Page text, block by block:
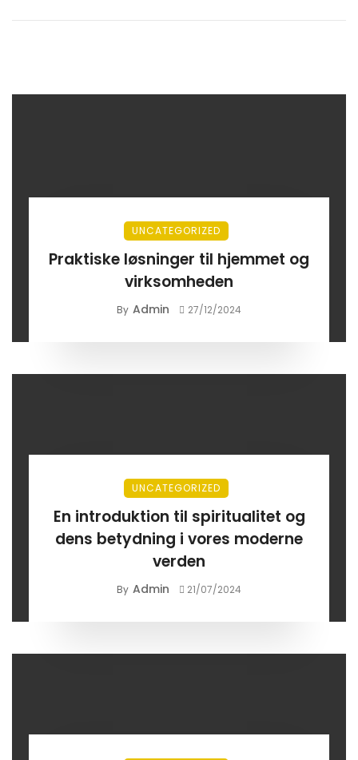
UNCATEGORIZED
Praktiske løsninger til hjemmet og
virksomheden
By Admin 27/12/2024
UNCATEGORIZED
En introduktion til spiritualitet og
dens betydning i vores moderne
verden
By Admin 21/07/2024